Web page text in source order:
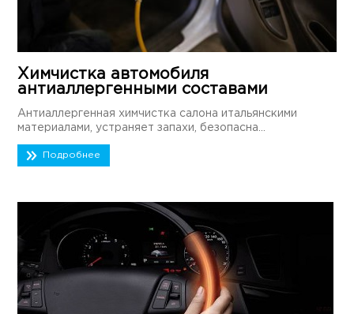
Химчистка автомобиля
антиаллергенными составами
Антиаллергенная химчистка салона итальянскими
материалами, устраняет запахи, безопасна...
Подробнее